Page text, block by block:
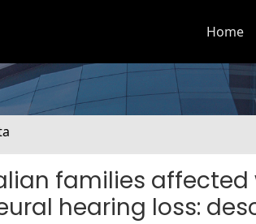
Home
families affected
hearing loss: